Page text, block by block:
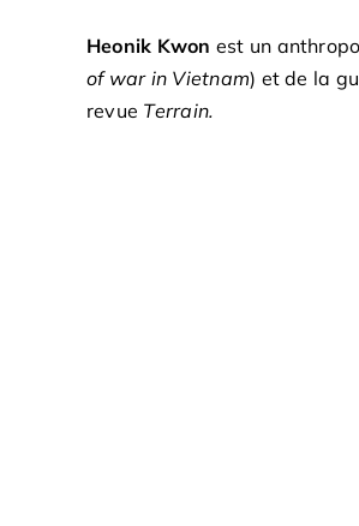
Heonik Kwon est un
of war in Vietnam) et de la
revue Terrain.